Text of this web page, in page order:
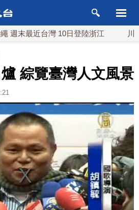
最近台灣 10日登陸浙江 川普預
綜覽臺灣人文風景